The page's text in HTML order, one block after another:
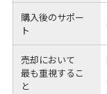
購入後のサポー
ト
売却において
最も重視するこ
と